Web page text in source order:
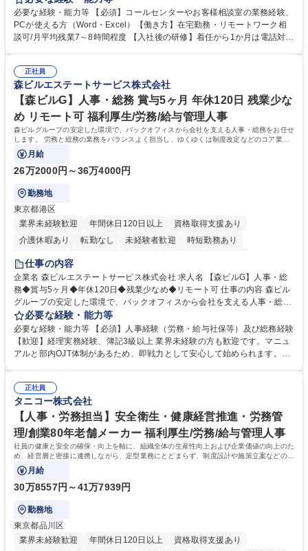
様相談室でのお仕事です。 日々お客様からいただくキリングループへのご
意見を、企業活動に活かしています。お客様からの声に迅速かつ誠意をも
って対応、情報提供するとともにグループ内活動に反映しています。 【具
平均100件前後■メール・手紙：同上40件前後 募集職種 中野本社【お客様
相談室】お客様のお声をもとにより良い商品づくりへ貢献
必要な経験・能力等 【必須】コールセンターやお客様相談室の業務経験、
PCが使える方（Word・Excel）【働き方】在宅勤務・リモートワーク相
談可/月平均残業7～8時間程度 【入社後の研修】着任から1か月は電話対応
すのでご安心ください。 【当社について】キリングループの広報機能を担
う会社として、お客様との出会いを大切にし、磨き上げたホスピタリティ
を込めてコミュニケーションをとりながら広報関連業務を行っておりま
す。 学歴・資格 学歴：大学院 大学 高専 短大 専修学校 高校 語学力： 資
格：
正社員
森ビルエステートサービス株式会社
【森ビルG】人事・総務 賞与5ヶ月 年休120日 残業少な
め リモート可 福利厚生/労務/給与管理人事
森ビルグループの安定した環境で、バックオフィスから会社を支える人事・総務をお任せ
します。 労務と総務の業務をバランスよく担当し、ゆくゆくは制度改定などのコア業務
にも挑戦できる、やりがいある環境です。
月給
26万2000円～36万4000円
勤務地
東京都港区
業界未経験歓迎
年間休日120日以上
資格取得支援あり
介護休暇あり
転勤なし 未経験者歓迎
時短勤務あり
経験者歓迎
完全週休2日制
交通費支給 長期歓迎 駅近5分以内 土日祝休み
仕事の内容
企業名 森ビルエステートサービス株式会社 求人名 【森ビルG】人事・総
務◆賞与5ヶ月◆年休120日◆残業少なめ◆リモート可 仕事の内容 森ビル
グループの安定した環境で、バックオフィスから会社を支える人事・総務
をお任せします。 労務と総務の業務をバランスよく担当し、ゆくゆくは制
度改定などのコア業務にも挑戦できる、やりがいある環境です。 ■勤怠管
理、給与計算、社会保険手続き、年末調整等の労務管理全般 ■入退社手続
き、社内規定の改定や人事制度改定などのコア業務 ■社内イベントの企画
でも質問・相談できる環境が整っているため、安心して成長できます。 募
集職種 【森ビルG】人事・総務◆賞与5ヶ月◆年休120日◆残業少なめ◆
リモート可
必要な経験・能力等
必要な経験・能力等 【必須】人事経験（労務・給与社保等）及び総務経験
【歓迎】経理実務経験、簿記3級以上 業界未経験の方も歓迎です。マニュ
アルと部内OJT体制があるため、即戦力として安心して始められます。
務に挑戦できるため、自身の成長と組織への貢献度をダイレクトに実感で
きます。 残業少なめ、週1日リモート可など、ワークライフバランスを保
ち長期活躍できる環境です。 「これまでの幅広い経験を活かし、長期的な
キャリアを築きたい」という前向きな意欲と挑戦を全力で応援します。 学
歴・資格 学歴：大学院 大学 高専 短大 専修学校 高校 語学力： 資格：日商
簿記検定1級 日商簿記検定2級 日商簿記検定3級
正社員
タニコー株式会社
【人事・労務担当】安全衛生・健康経営推進・労務管
理/創業80年老舗メーカー 福利厚生/労務/給与管理人事
社員の健康と安全の確保・向上を軸に、組織全体の生産性向上および企業価値の向上のた
め、経営層と密接に連携しながら、定型業務にとどまらず、制度設計や施策立案などの上
流工程から関与していただきます。
月給
30万8557円～41万7939円
勤務地
東京都品川区
業界未経験歓迎
年間休日120日以上
資格取得支援あり